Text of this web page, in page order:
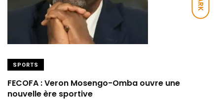
SPORTS
FECOFA : Veron Mosengo-Omba ouvre une
nouvelle ère sportive